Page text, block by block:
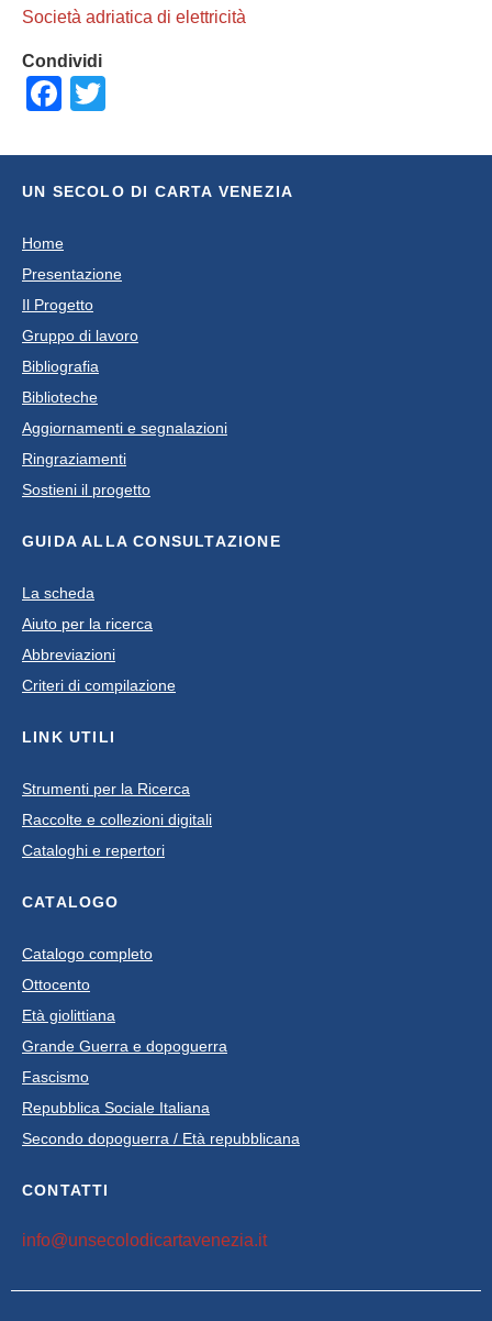
Società adriatica di elettricità
Condividi
Facebook
UN SECOLO DI CARTA VENEZIA
Home
Presentazione
Il Progetto
Gruppo di lavoro
Bibliografia
Biblioteche
Aggiornamenti e segnalazioni
Ringraziamenti
Sostieni il progetto
GUIDA ALLA CONSULTAZIONE
La scheda
Aiuto per la ricerca
Abbreviazioni
Criteri di compilazione
LINK UTILI
Strumenti per la Ricerca
Raccolte e collezioni digitali
Cataloghi e repertori
CATALOGO
Catalogo completo
Ottocento
Età giolittiana
Grande Guerra e dopoguerra
Fascismo
Repubblica Sociale Italiana
Secondo dopoguerra / Età repubblicana
CONTATTI
info@unsecolodicartavenezia.it